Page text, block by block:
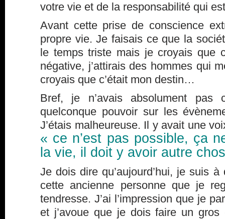
votre vie et de la responsabilité qui
Avant cette prise de conscience
propre vie. Je faisais ce que la
le temps triste mais je croyais que
négative, j’attirais des hommes qui
croyais que c’était mon destin…
Bref, je n’avais absolument pas
quelconque pouvoir sur les
J’étais malheureuse. Il y avait une
« ce n’est pas possible, ça
la vie, il doit y avoir autre
Je dois dire qu’aujourd’hui, je suis
cette ancienne personne que je
tendresse. J’ai l’impression que je
et j’avoue que je dois faire un gros